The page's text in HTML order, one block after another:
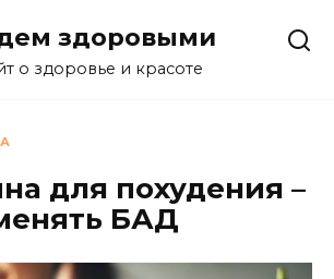
здоровыми
о здоровье и красоте
для похудения –
БАД